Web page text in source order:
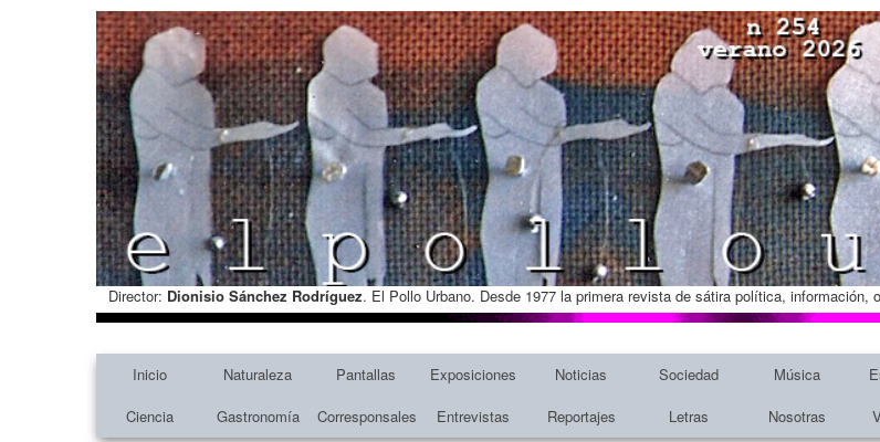
Director: Dionisio Sánchez Rodríguez. El Pollo Urbano. Desde 1977 la primera revista de sátira política, información,
Inicio Naturaleza Pantallas Exposiciones Noticias Sociedad Música
Ciencia
Gastronomía Corresponsales Entrevistas Reportajes Letras Nosotras